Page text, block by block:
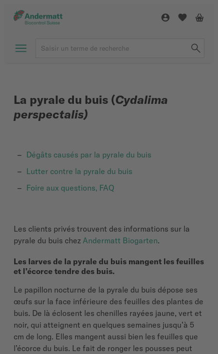
La pyrale du buis (Cydalima
perspectalis)
Dégâts causés par la pyrale du buis
Lutter contre la pyrale du buis
Foire aux questions, FAQ
Les clients privés trouvent des informations sur la
pyrale du buis chez Andermatt Biogarten.
Les larves de la pyrale du buis mangent les feuilles
et l’écorce tendre des buis.
Le papillon nocturne de la pyrale du buis dépose ses
œufs sur la face inférieure des feuilles des plantes de
buis. De là éclosent les chenilles rayées jaune, vert et
noir, qui atteignent en quelques semaines jusqu’à 5
cm de long. Elles mangent aussi bien les feuilles que
l’écorce du buis. Le fait de ronger les pousses peut